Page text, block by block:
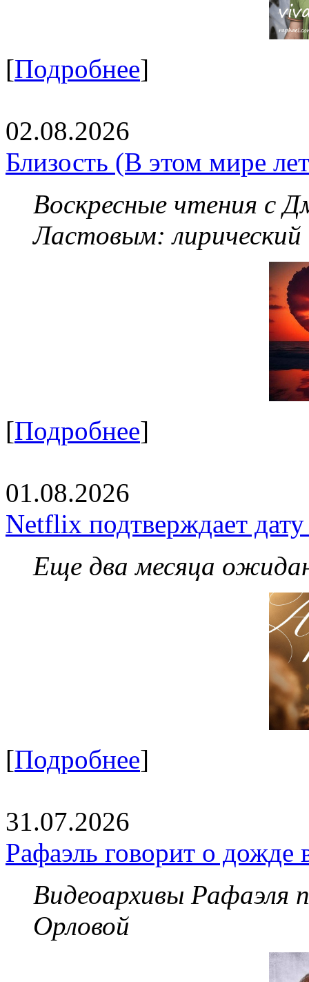
[Подробнее]
02.08.2026
Близость (В этом мире
Воскресные чтения с
Ластовым:
[Подробнее]
01.08.2026
Netflix подтверждает
Еще два месяца
[Подробнее]
31.07.2026
Рафаэль говорит о дожде
Видеоархивы Рафаэля
Орловой